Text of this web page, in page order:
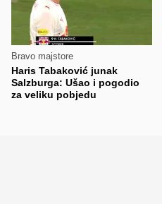
Bravo majstore
Haris Tabaković junak
Salzburga: Ušao i pogodio
za veliku pobjedu